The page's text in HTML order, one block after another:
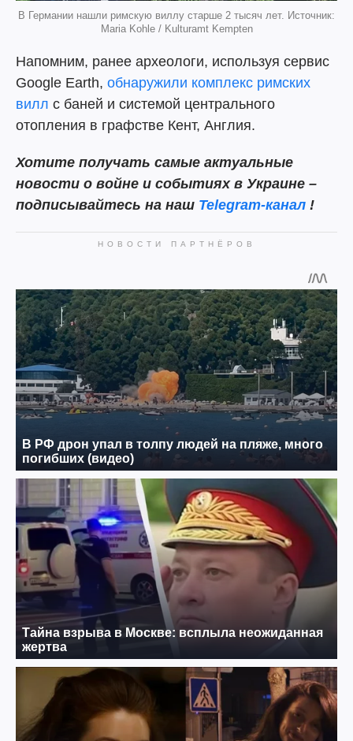
В Германии нашли римскую виллу старше 2 тысяч лет. Источник:
Maria Kohle / Kulturamt Kempten
Напомним, ранее археологи, используя сервис
Google Earth, обнаружили комплекс римских
вилл с баней и системой центрального
отопления в графстве Кент, Англия.
Хотите получать самые актуальные
новости о войне и событиях в Украине –
подписывайтесь на наш Telegram-канал !